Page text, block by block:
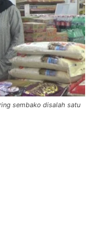
sembako disalah satu